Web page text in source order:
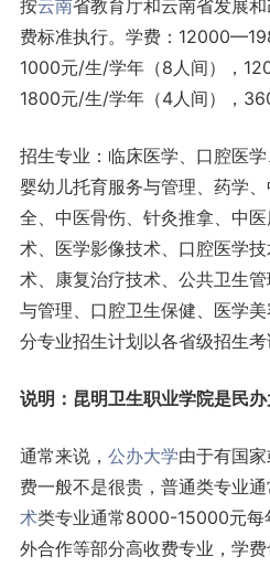
按云南省教育厅和云南省发展
费标准执行。学费：
1000元/生/学年（8人间），
1800元/生/学年（4人间），
招生专业：临床医学、口腔医学
婴幼儿托育服务与管理、药学
全、中医骨伤、针灸推拿、中
术、医学影像技术、口腔医学
术、康复治疗技术、公共卫生
与管理、口腔卫生保健、医学美
分专业招生计划以各省级招生考
说明：昆明卫生职业学院是民
通常来说， 公办大学由于有国
费一般不是很贵，普通类专业
术类专业通常8000-15000元每
外合作等部分高收费专业，学